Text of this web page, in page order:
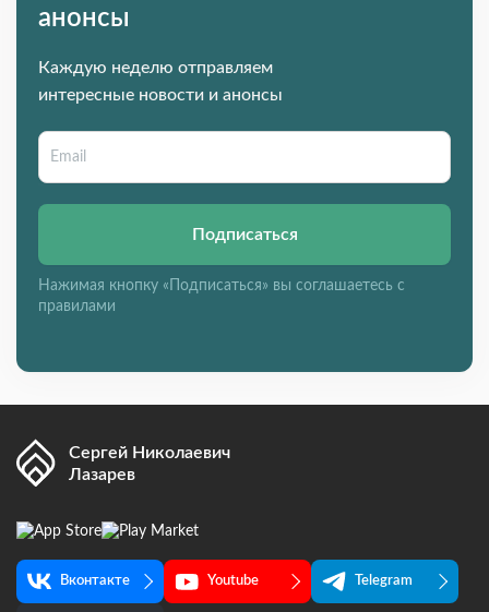
анонсы
Каждую неделю отправляем
интересные новости и анонсы
Подписаться
Нажимая кнопку «Подписаться» вы соглашаетесь с
правилами
Сергей Николаевич
Лазарев
Вконтакте Youtube Telegram